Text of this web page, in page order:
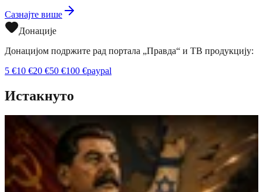
Сазнајте више
Донације
Донацијом подржите рад портала „Правда“ и ТВ продукцију:
5 €10 €20 €50 €100 €paypal
Истакнуто